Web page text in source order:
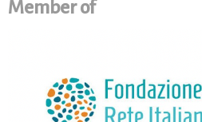
Member of